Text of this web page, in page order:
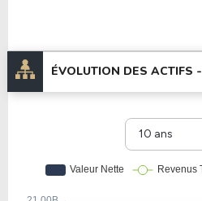
ÉVOLUTION DES ACTIFS -
10 ans